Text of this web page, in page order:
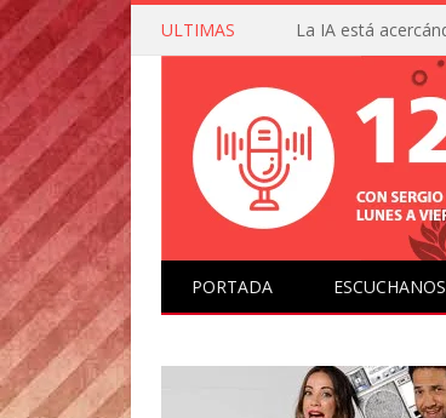
ULTIMAS
PORTADA ESCUCHANOS